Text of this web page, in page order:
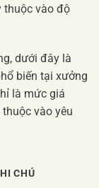
thuộc vào độ
dưới đây là
biến tại xưởng
là mức giá
vào yêu
CHÚ